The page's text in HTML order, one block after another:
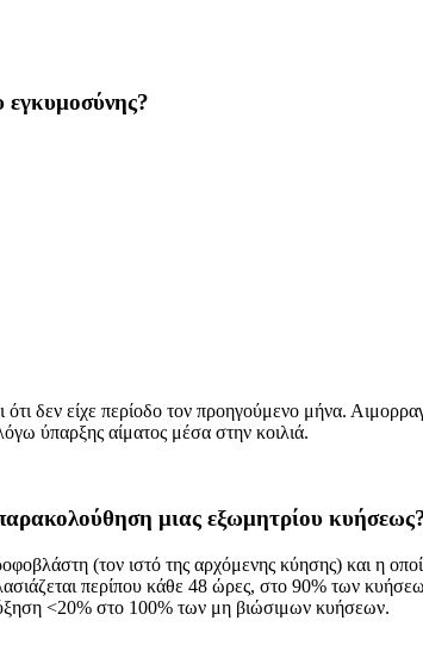
εγκυμοσύνης?
είχε περίοδο τον προηγούμενο μήνα.
ύπαρξης αίματος μέσα στην κοιλιά.
μιας εξωμητρίου
(τον ιστό της αρχόμενης κύησης) και η
περίπου κάθε 48 ώρες, στο 90% των
<20% στο 100% των μη βιώσιμων κυήσεων.